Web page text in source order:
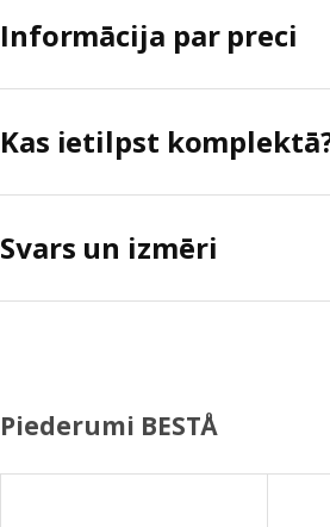
Informācija par preci
Kas ietilpst
Svars un izmēri
Piederumi BESTÅ